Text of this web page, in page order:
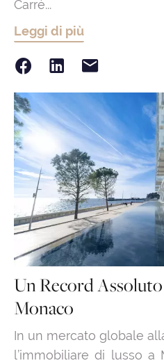
Carré...
Leggi di più
Un Record
Monaco
In un mercato globale
l’immobiliare di lusso a